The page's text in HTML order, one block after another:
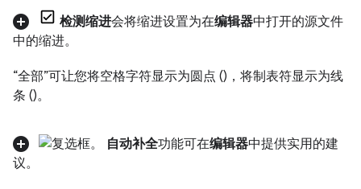
检测缩进会将缩进设置为在编辑器中打开的源文件
中的缩进。
“全部”可让您将空格字符显示为圆点 ()，将制表符显示为线
条 ()。
自动补全功能可在编辑器中提供实用的建
议。